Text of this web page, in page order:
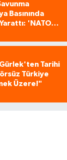
Basınında
'NATO
Tarihi
Türkiye
Üzere!"